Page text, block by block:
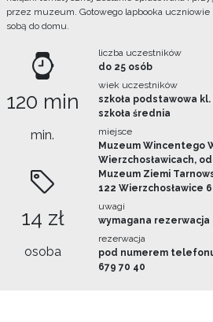
przez muzeum. Gotowego lapbooka uczniowie
sobą do domu.
120 min
min.
14 zł
osoba
liczba uczestników
do 25 osób
wiek uczestników
szkoła podstawowa kl.
szkoła średnia
miejsce
Muzeum Wincentego
Wierzchosławicach,
Muzeum Ziemi
122 Wierzchosławice
uwagi
wymagana rezerwacja
rezerwacja
pod numerem
679 70 40